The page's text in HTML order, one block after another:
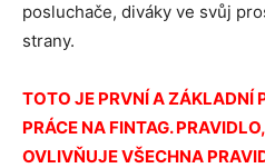
posluchače, diváky ve svůj
strany.
TOTO JE PRVNÍ A ZÁKLADNÍ
PRÁCE NA FINTAG.
OVLIVŇUJE VŠECHNA